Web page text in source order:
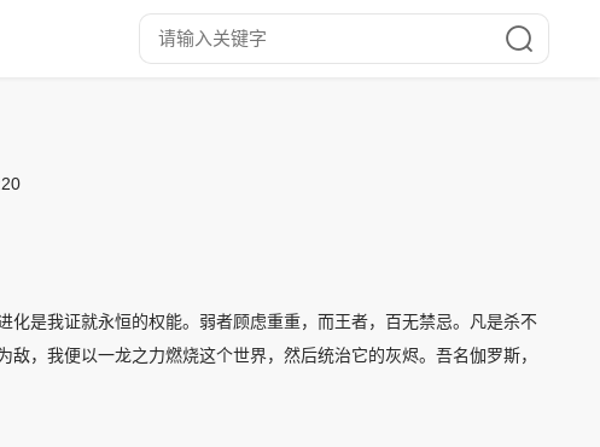
是我证就永恒的权能。弱者顾虑重重，而王者，百无禁忌。凡是杀不
，我便以一龙之力燃烧这个世界，然后统治它的灰烬。吾名伽罗斯，